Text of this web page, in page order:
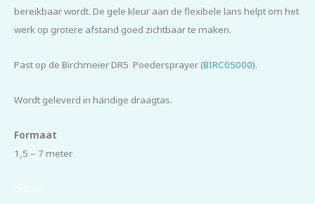
bereikbaar wordt. De gele kleur aan de flexibele lans helpt om het
werk op grotere afstand goed zichtbaar te maken.
Past op de Birchmeier DR5 Poedersprayer (BIRC05000).
Wordt geleverd in handige draagtas.
Formaat
1,5 – 7 meter